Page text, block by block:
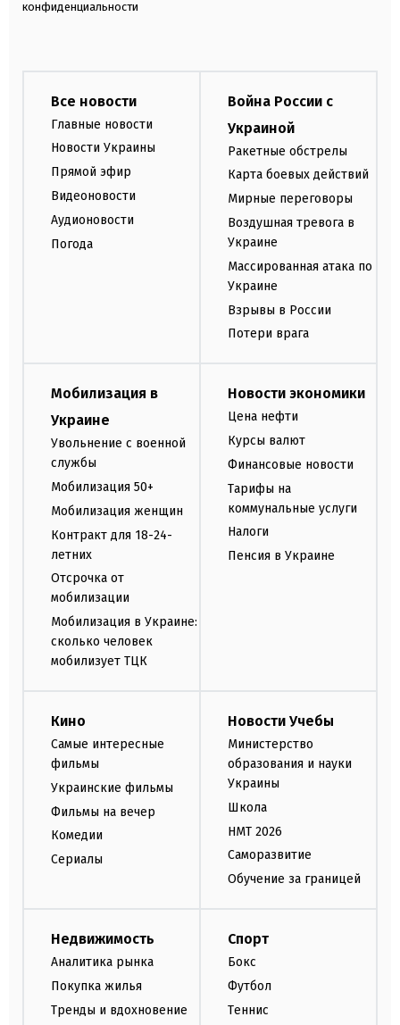
конфиденциальности
Все новости
Главные новости
Новости Украины
Прямой эфир
Видеоновости
Аудионовости
Погода
Война России с
Украиной
Ракетные обстрелы
Карта боевых действий
Мирные переговоры
Воздушная тревога в
Украине
Массированная атака по
Украине
Взрывы в России
Потери врага
Мобилизация в
Украине
Увольнение с военной
службы
Мобилизация 50+
Мобилизация женщин
Контракт для 18-24-
летних
Отсрочка от
мобилизации
Мобилизация в Украине:
сколько человек
мобилизует ТЦК
Новости экономики
Цена нефти
Курсы валют
Финансовые новости
Тарифы на
коммунальные услуги
Налоги
Пенсия в Украине
Кино
Самые интересные
фильмы
Украинские фильмы
Фильмы на вечер
Комедии
Сериалы
Новости Учебы
Министерство
образования и науки
Украины
Школа
НМТ 2026
Саморазвитие
Обучение за границей
Недвижимость
Аналитика рынка
Покупка жилья
Тренды и вдохновение
Спорт
Бокс
Футбол
Теннис